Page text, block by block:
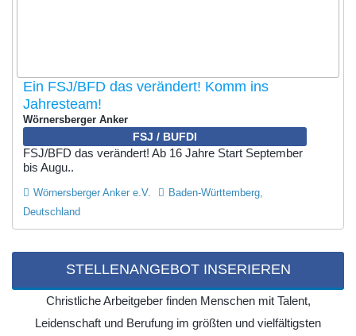
Ein FSJ/BFD das verändert! Komm ins
Jahresteam!
Wörnersberger Anker
FSJ / BUFDI
FSJ/BFD das verändert! Ab 16 Jahre Start September
bis Augu..
Wörnersberger Anker e.V.
Baden-Württemberg,
Deutschland
STELLENANGEBOT INSERIEREN
Christliche Arbeitgeber finden Menschen mit Talent,
Leidenschaft und Berufung im größten und vielfältigsten